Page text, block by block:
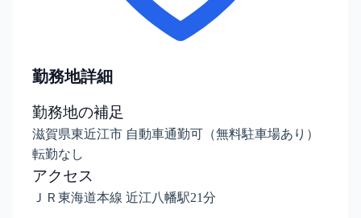
勤務地詳細
勤務地の補足
滋賀県東近江市 自動車通勤可（無料駐車場あり）
転勤なし
アクセス
ＪＲ東海道本線 近江八幡駅21分